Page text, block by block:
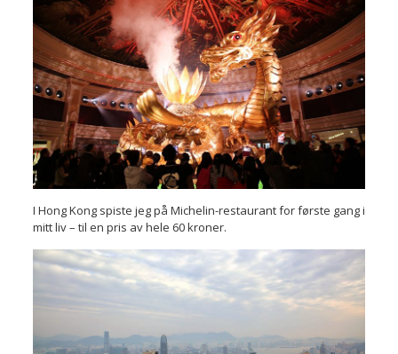
I Hong Kong spiste jeg på Michelin-restaurant for første gang i
mitt liv – til en pris av hele 60 kroner.